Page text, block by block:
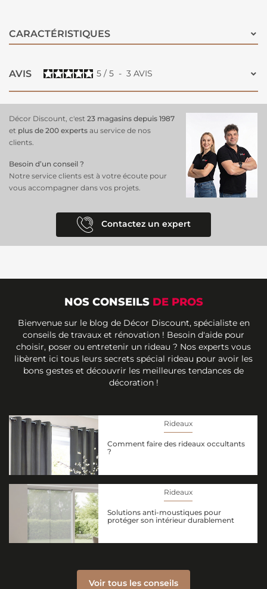
CARACTÉRISTIQUES
AVIS 5 / 5 - 3 AVIS
Décor Discount, c'est 23 magasins depuis 1987
et plus de 200 experts au service de nos
clients.
Besoin d’un conseil ?
Notre service clients est à votre écoute pour
vous accompagner dans vos projets.
Contactez un expert
NOS CONSEILS DE PROS
Bienvenue sur le blog de Décor Discount, spécialiste en
conseils de travaux et rénovation ! Besoin d'aide pour
choisir, poser ou entretenir un rideau ? Nos experts vous
libèrent ici tous leurs secrets spécial rideau pour avoir les
bons gestes et découvrir les meilleures tendances de
décoration !
Rideaux
Comment faire des rideaux occultants
?
Rideaux
Solutions anti-moustiques pour
protéger son intérieur durablement
Voir tous les conseils